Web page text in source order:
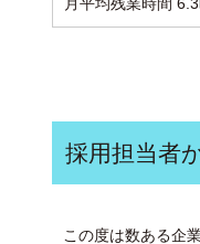
採用担当者
この度は数ある企